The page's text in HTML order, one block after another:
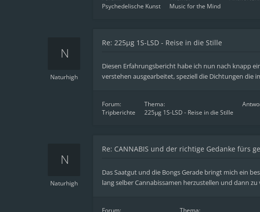
Psychedelische Kunst
Music for the Mind
Naturhigh
Re: 225µg 1S-LSD - Reise in die Stille
Diesen Erfahrungsbericht habe ich nun nach knapp
verstehen ausgearbeitet, speziell die Dichtungen die
Forum:
Tripberichte
Thema:
225µg 1S-LSD - Reise in die Stille
Naturhigh
Re: CANNABIS und der richtige Gedanke fürs
Das Saatgut und die Bongs Gerade bringt mich ein
lang selber Cannabissamen herzustellen und dann
Forum: Thema: